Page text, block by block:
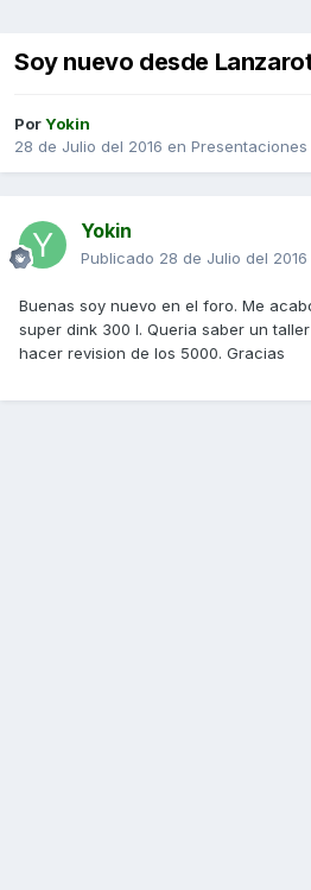
Soy nuevo desde
PorYokin
28 de Julio del 2016 en
Yokin
Publicado 28 de Julio del 2016
Buenas soy nuevo en el foro. Me
super dink 300 I. Queria saber un
hacer revision de los 5000. Gracias